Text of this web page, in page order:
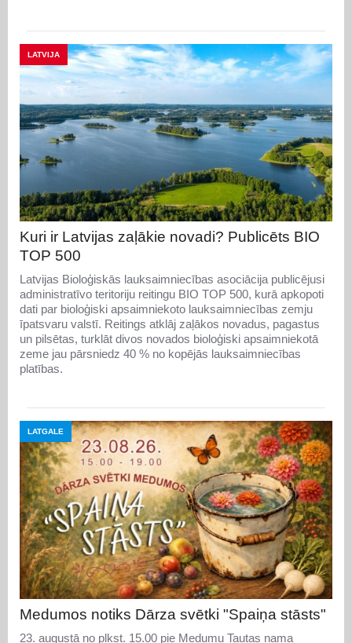
LATVIJA
Kuri ir Latvijas zaļākie novadi? Publicēts BIO
TOP 500
Latvijas Bioloģiskās lauksaimniecības asociācija publicējusi
administratīvo teritoriju reitingu BIO TOP 500, kurā apkopoti
dati par bioloģiski apsaimniekoto lauksaimniecības zemju
īpatsvaru valstī. Reitings atklāj zaļākos novadus, pagastus
un pilsētas, turklāt divos novados bioloģiski apsaimniekotā
zeme jau pārsniedz 40 % no kopējās lauksaimniecības
platības.
LATGALE
Medumos notiks Dārza svētki "Spaiņa stāsts"
23. augustā no plkst. 15.00 pie Medumu Tautas nama